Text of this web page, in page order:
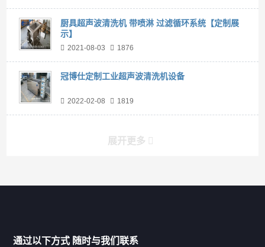
厨具超声波清洗机 带喷淋 过滤循环系统【定制展
示】
2021-08-03 1876
冠博仕定制工业超声波清洗机设备
2022-02-08 1819
展开更多
通过以下方式 随时与我们联系